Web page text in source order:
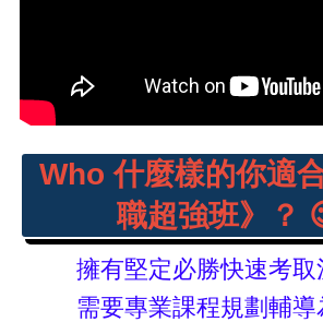
Who 什麼樣的你適
職超強班》？
擁有堅定必勝快速考
需要專業課程規劃輔